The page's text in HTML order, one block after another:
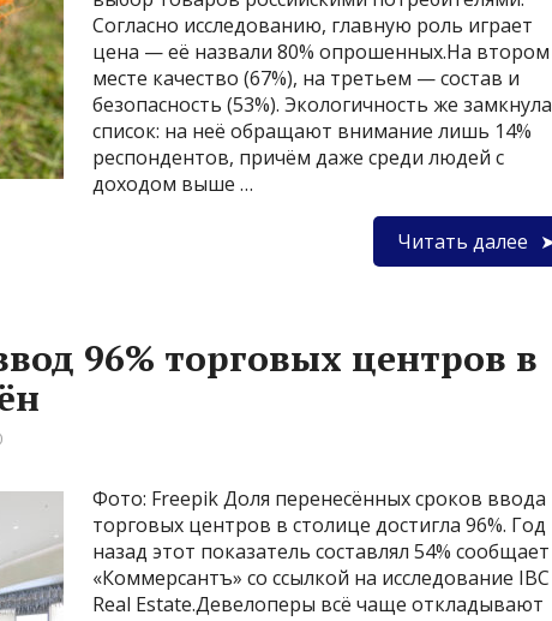
Согласно исследованию, главную роль играет
цена — её назвали 80% опрошенных.На втором
месте качество (67%), на третьем — состав и
безопасность (53%). Экологичность же замкнула
список: на неё обращают внимание лишь 14%
респондентов, причём даже среди людей с
доходом выше …
Читать далее
96% торговых центров в
Фото: Freepik Доля перенесённых сроков ввода
торговых центров в столице достигла 96%. Год
назад этот показатель составлял 54% сообщает
«Коммерсантъ» со ссылкой на исследование IBC
Real Estate.Девелоперы всё чаще откладывают